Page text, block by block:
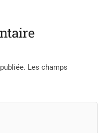
Les champs